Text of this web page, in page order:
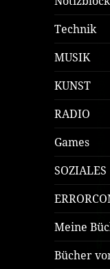
Technik
MUSIK
KUNST
RADIO
Games
SOZIALES
Meine
Bücher